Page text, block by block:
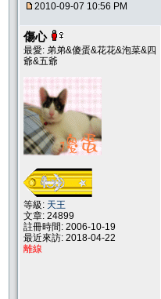
2010-09-07 10:56 PM
傷心
最愛: 弟弟&傻蛋&花花&泡菜&四
爺&五爺
等級: 天王
文章: 24899
註冊時間: 2006-10-19
最近來訪: 2018-04-22
離線